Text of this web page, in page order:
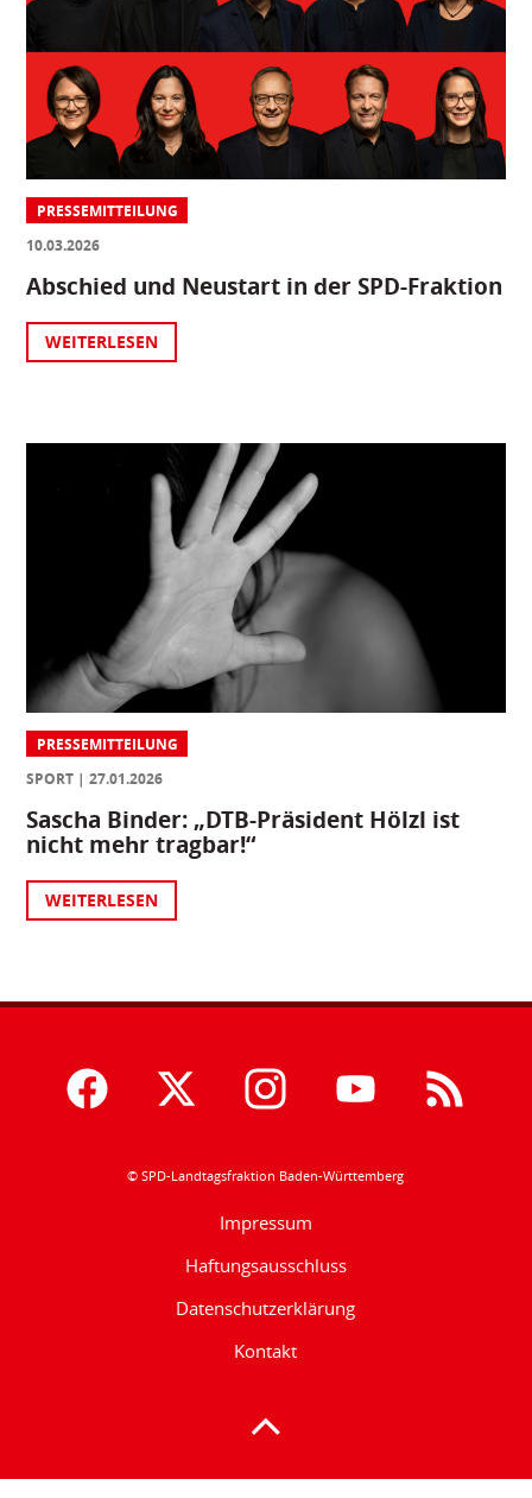
PRESSEMITTEILUNG
10.03.2026
Abschied und Neustart in der SPD-Fraktion
WEITERLESEN
PRESSEMITTEILUNG
SPORT
27.01.2026
Sascha Binder: „DTB-Präsident Hölzl ist
nicht mehr tragbar!“
WEITERLESEN
© SPD-Landtagsfraktion Baden-Württemberg
Impressum
Haftungsausschluss
Datenschutzerklärung
Kontakt